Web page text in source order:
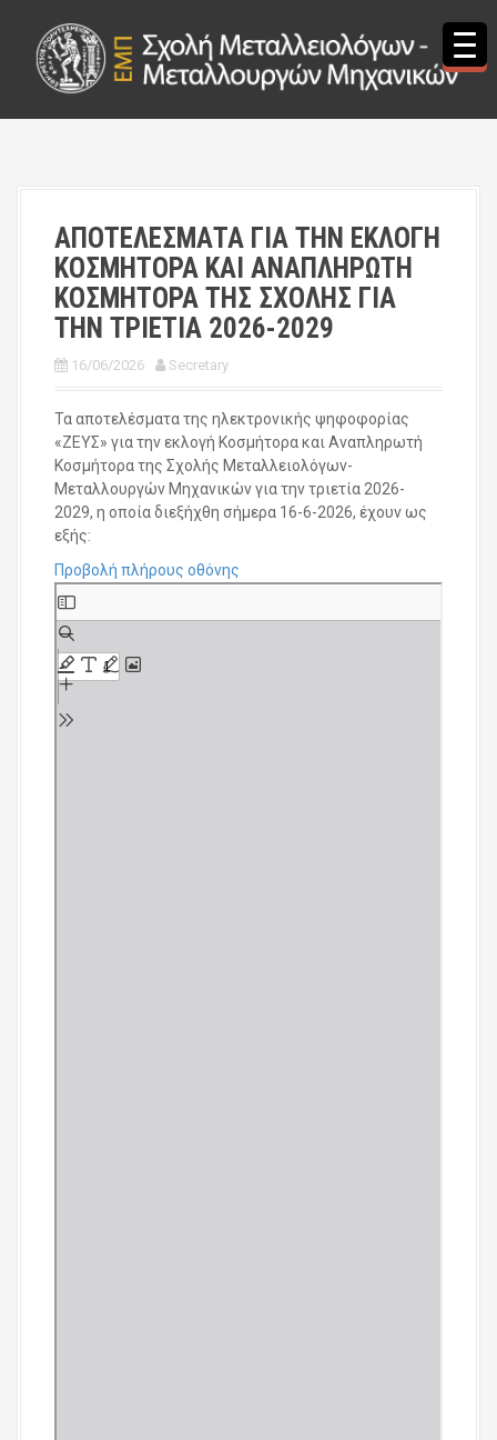
ΑΠΟΤΕΛΕΣΜΑΤΑ ΓΙΑ ΤΗΝ ΕΚΛΟΓΗ
ΚΟΣΜΗΤΟΡΑ ΚΑΙ ΑΝΑΠΛΗΡΩΤΗ
ΚΟΣΜΗΤΟΡΑ ΤΗΣ ΣΧΟΛΗΣ ΓΙΑ
ΤΗΝ ΤΡΙΕΤΙΑ 2026-2029
16/06/2026 Secretary
Τα αποτελέσματα της ηλεκτρονικής ψηφοφορίας
«ΖΕΥΣ» για την εκλογή Κοσμήτορα και Αναπληρωτή
Κοσμήτορα της Σχολής Μεταλλειολόγων-
Μεταλλουργών Μηχανικών για την τριετία 2026-
2029, η οποία διεξήχθη σήμερα 16-6-2026, έχουν ως
εξής:
Προβολή πλήρους οθόνης
S
k
p
t
o
P